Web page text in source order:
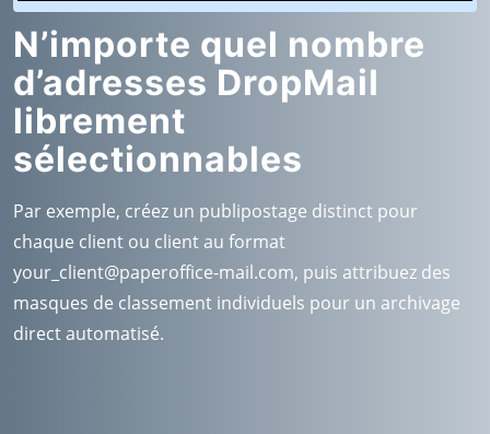
N’importe quel nombre
d’adresses DropMail
librement
sélectionnables
Par exemple, créez un publipostage distinct pour
chaque client ou client au format
your_client@paperoffice-mail.com, puis attribuez des
masques de classement individuels pour un archivage
direct automatisé.